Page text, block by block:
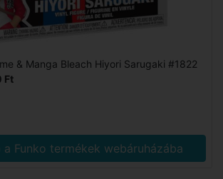
& Manga Bleach Hiyori Sarugaki #1822
Ft
a Funko termékek webáruházába